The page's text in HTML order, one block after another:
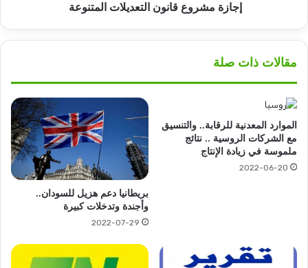
إجازة مشروع قانون التعديلات المتنوعة
مقالات ذات صلة
الموارد المعدنية للرقابة.. والتنسيق
مع الشركات الروسية .. نتائج
ملموسة في زيادة الإنتاج
2022-06-20
بريطانيا دعم هزيل للسودان..
وأجندة وتدخلات كبيرة
2022-07-29